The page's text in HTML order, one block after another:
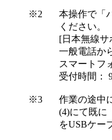
※2
本操作で「
ください。
[日本無線
一般電話か
スマートフ
受付時間：
※3
作業の途中
(4)にて既に
をUSBケー